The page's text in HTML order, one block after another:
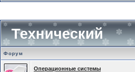
Технический
Форум
Операционные системы